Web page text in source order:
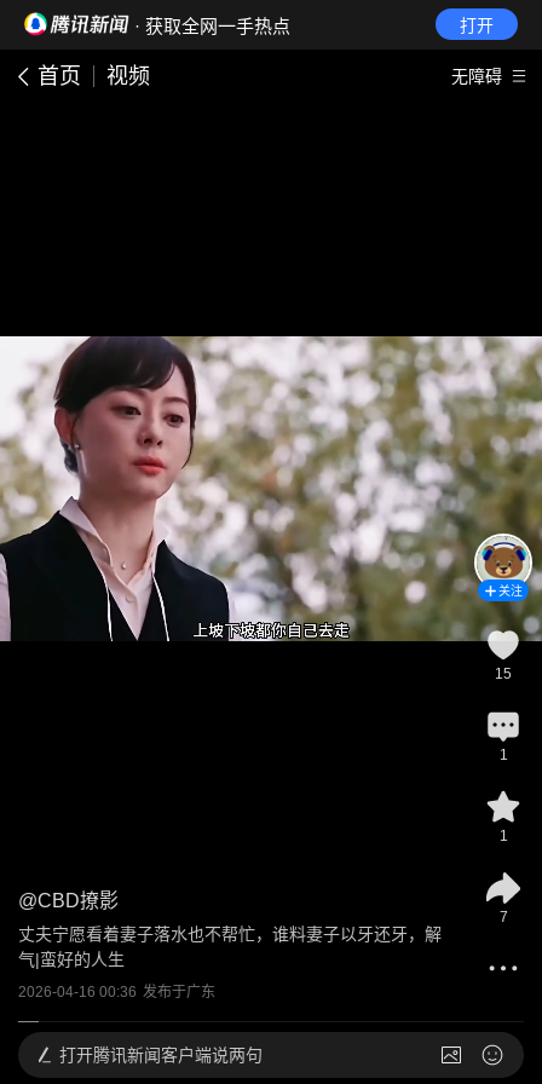
· 获取全网一手热点 打开
首页 视频 无障碍
@CBD撩影
丈夫宁愿看着妻子落水也不帮忙，谁料妻子以牙还牙，解
气|蛮好的人生
2026-04-16 00:36 发布于广东
关注
15
1
1
7
打开腾讯新闻客户端说两句